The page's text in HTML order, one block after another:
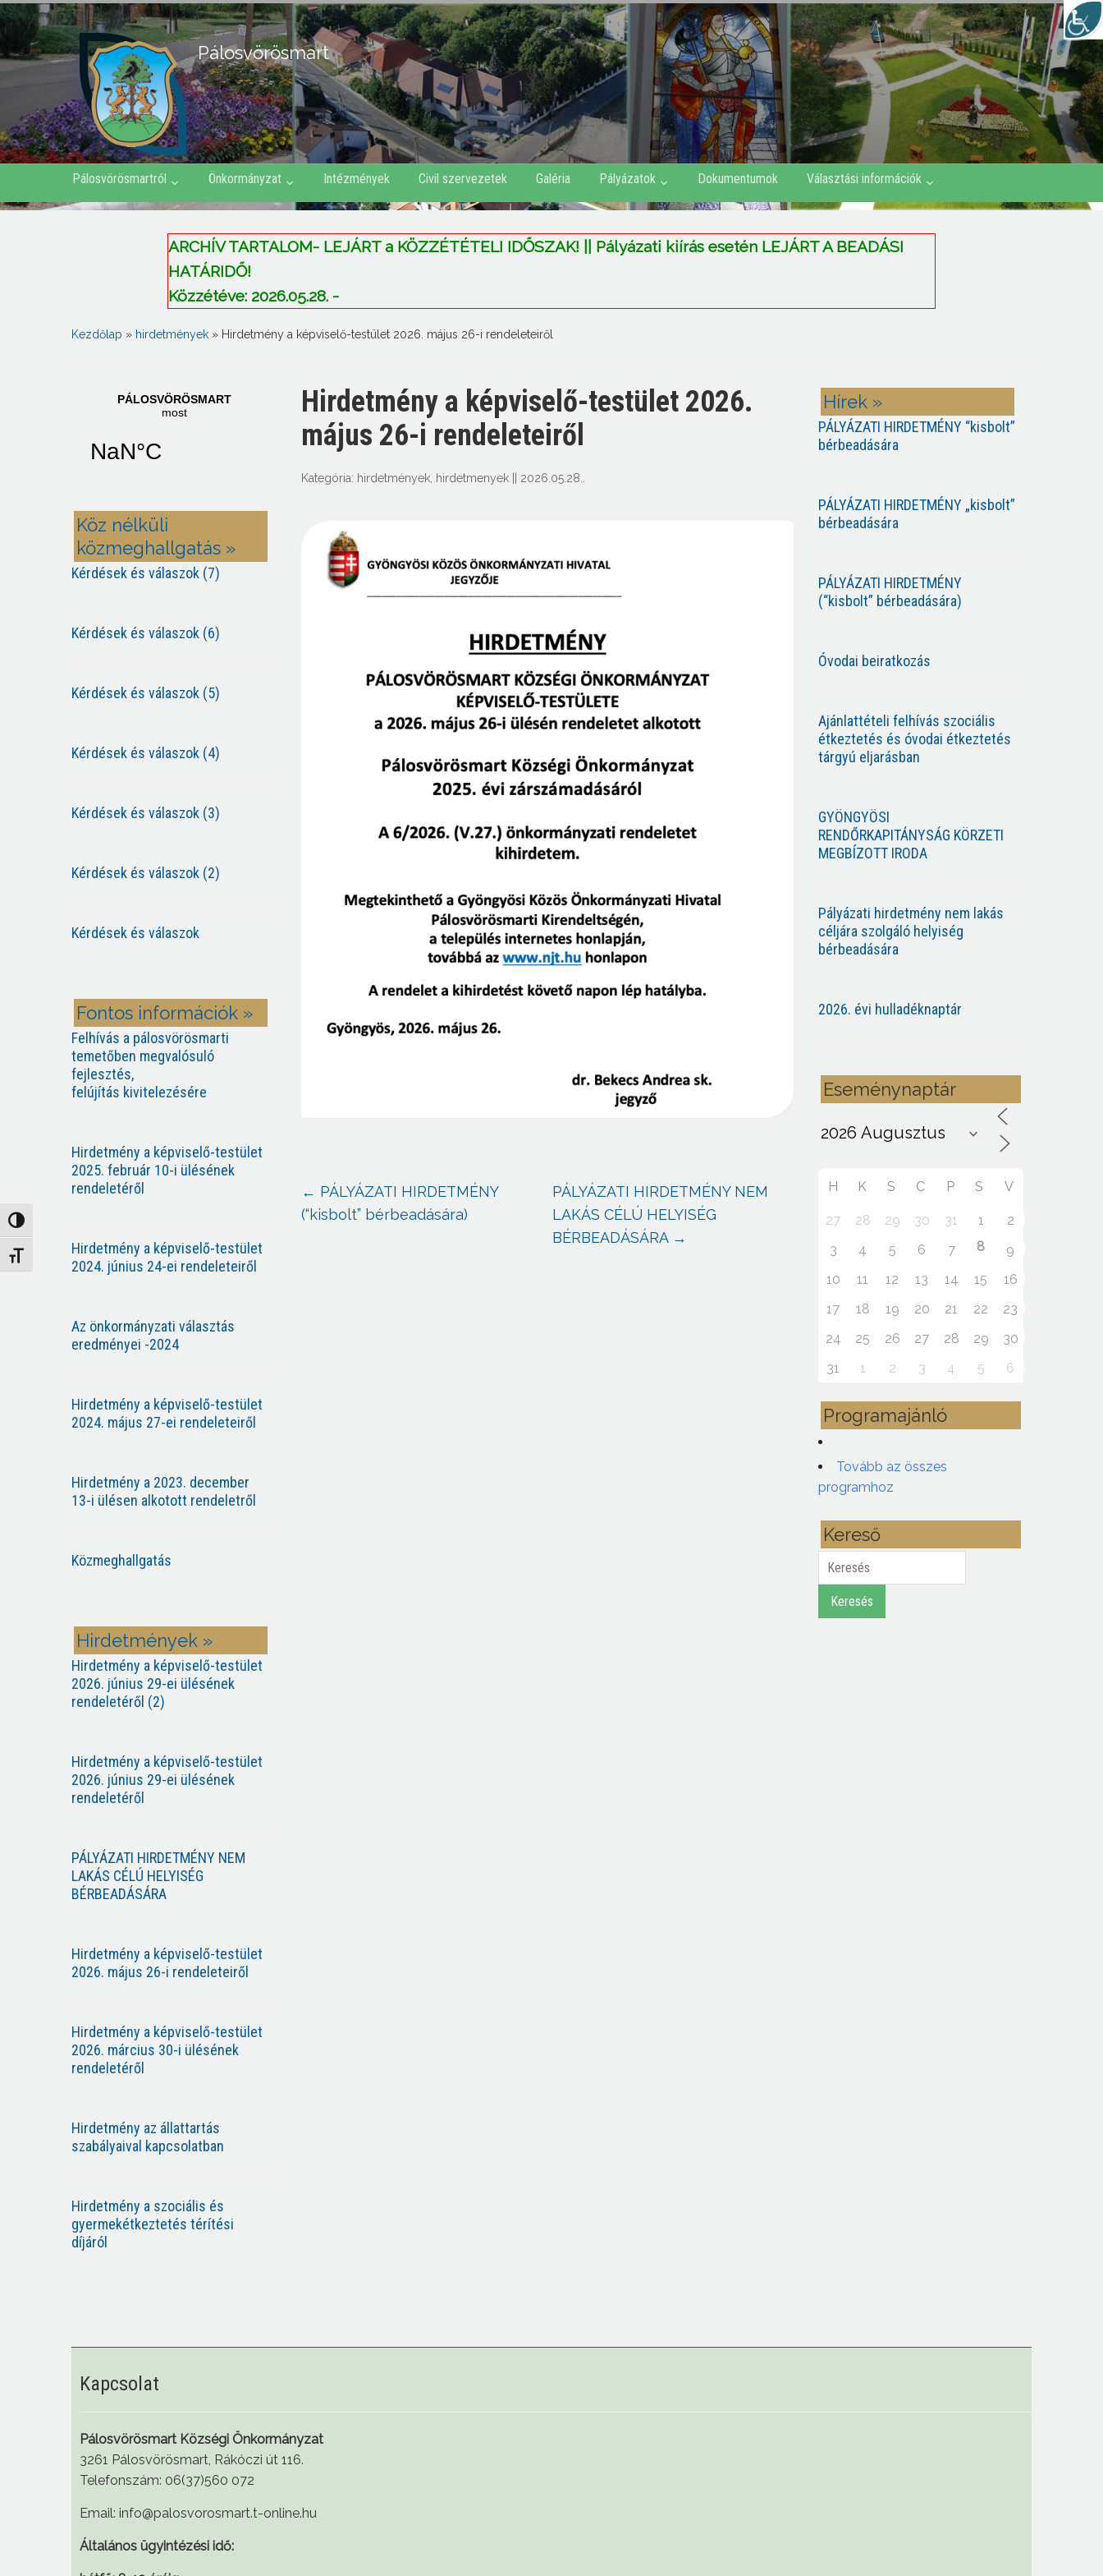
Nagy kontraszt váltása
Betűméret váltása
Pálosvörösmart
Pálosvörösmartról Önkormányzat Intézmények Civil szervezetek Galéria Pályázatok Dokumentumok Választási információk
ARCHÍV TARTALOM- LEJÁRT a KÖZZÉTÉTELI IDŐSZAK! || Pályázati kiírás esetén LEJÁRT A BEADÁSI
HATÁRIDŐ!
Közzétéve: 2026.05.28. -
Kezdőlap » hirdetmények » Hirdetmény a képviselő-testület 2026. május 26-i rendeleteiről
Köz nélküli
közmeghallgatás »
Kérdések és válaszok (7)
Kérdések és válaszok (6)
Kérdések és válaszok (5)
Kérdések és válaszok (4)
Kérdések és válaszok (3)
Kérdések és válaszok (2)
Kérdések és válaszok
Fontos információk »
Felhívás a pálosvörösmarti
temetőben megvalósuló
fejlesztés,
felújítás kivitelezésére
Hirdetmény a képviselő-testület
2025. február 10-i ülésének
rendeletéről
Hirdetmény a képviselő-testület
2024. június 24-ei rendeleteiről
Az önkormányzati választás
eredményei -2024
Hirdetmény a képviselő-testület
2024. május 27-ei rendeleteiről
Hirdetmény a 2023. december
13-i ülésen alkotott rendeletről
Közmeghallgatás
Hirdetmények »
Hirdetmény a képviselő-testület
2026. június 29-ei ülésének
rendeletéről (2)
Hirdetmény a képviselő-testület
2026. június 29-ei ülésének
rendeletéről
PÁLYÁZATI HIRDETMÉNY NEM
LAKÁS CÉLÚ HELYISÉG
BÉRBEADÁSÁRA
Hirdetmény a képviselő-testület
2026. május 26-i rendeleteiről
Hirdetmény a képviselő-testület
2026. március 30-i ülésének
rendeletéről
Hirdetmény az állattartás
szabályaival kapcsolatban
Hirdetmény a szociális és
gyermekétkeztetés térítési
díjáról
Hirdetmény a képviselő-testület 2026.
május 26-i rendeleteiről
Kategória: hirdetmények hirdetmenyek 2026.05.28.
← PÁLYÁZATI HIRDETMÉNY
(“kisbolt” bérbeadására)
PÁLYÁZATI HIRDETMÉNY NEM
LAKÁS CÉLÚ HELYISÉG
BÉRBEADÁSÁRA →
Hírek »
PÁLYÁZATI HIRDETMÉNY “kisbolt”
bérbeadására
PÁLYÁZATI HIRDETMÉNY „kisbolt”
bérbeadására
PÁLYÁZATI HIRDETMÉNY
(“kisbolt” bérbeadására)
Óvodai beiratkozás
Ajánlattételi felhívás szociális
étkeztetés és óvodai étkeztetés
tárgyú eljarásban
GYÖNGYÖSI
RENDŐRKAPITÁNYSÁG KÖRZETI
MEGBÍZOTT IRODA
Pályázati hirdetmény nem lakás
céljára szolgáló helyiség
bérbeadására
2026. évi hulladéknaptár
Eseménynaptár
H K S C P S V
27 28 29 30 31 1
2
3
4 5 6 7 8
9
10
11 12 13 14 15
16
17
18 19 20 21 22
23
24
25 26 27 28 29
30
31
1 2 3 4 5 6
Programajánló
Tovább az összes
programhoz
Kereső
Keresés
Keresés
Kapcsolat
Pálosvörösmart Községi Önkormányzat
3261 Pálosvörösmart, Rákóczi út 116.
Telefonszám: 06(37)560 072
Email: info@palosvorosmart.t-online.hu
Általános ügyintézési idő: